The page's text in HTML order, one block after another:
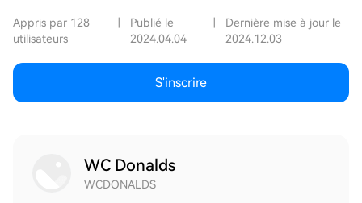
Appris par 128
utilisateurs
Publié le
2024.04.04
Dernière mise à jour le
2024.12.03
S'inscrire
WC Donalds
WCDONALDS